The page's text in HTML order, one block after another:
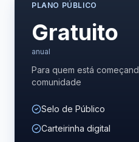
PLANO PÚBLICO
Gratuito
anual
Para quem está
comunidade
Selo de Público
Carteirinha digital